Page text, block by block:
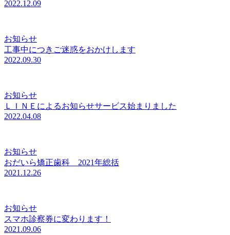
2022.12.09
お知らせ
工事中につきご迷惑をおかけします
2022.09.30
お知らせ
ＬＩＮＥによるお知らせサービス始まりました
2022.04.08
お知らせ
おだいら矯正歯科 2021年総括
2021.12.26
お知らせ
スマホ診察券に変わります！
2021.09.06